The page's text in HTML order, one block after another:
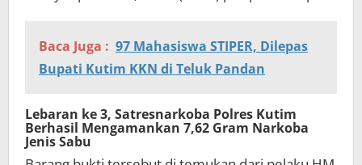
Baca Juga : 97 Mahasiswa STIPER, Dilepas
Bupati Kutim KKN di Teluk Pandan
Lebaran ke 3, Satresnarkoba Polres Kutim
Berhasil Mengamankan 7,62 Gram Narkoba
Jenis Sabu